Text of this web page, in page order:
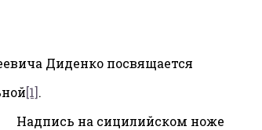
Диденко посвящается
[1].
Надпись на сицилийском ноже